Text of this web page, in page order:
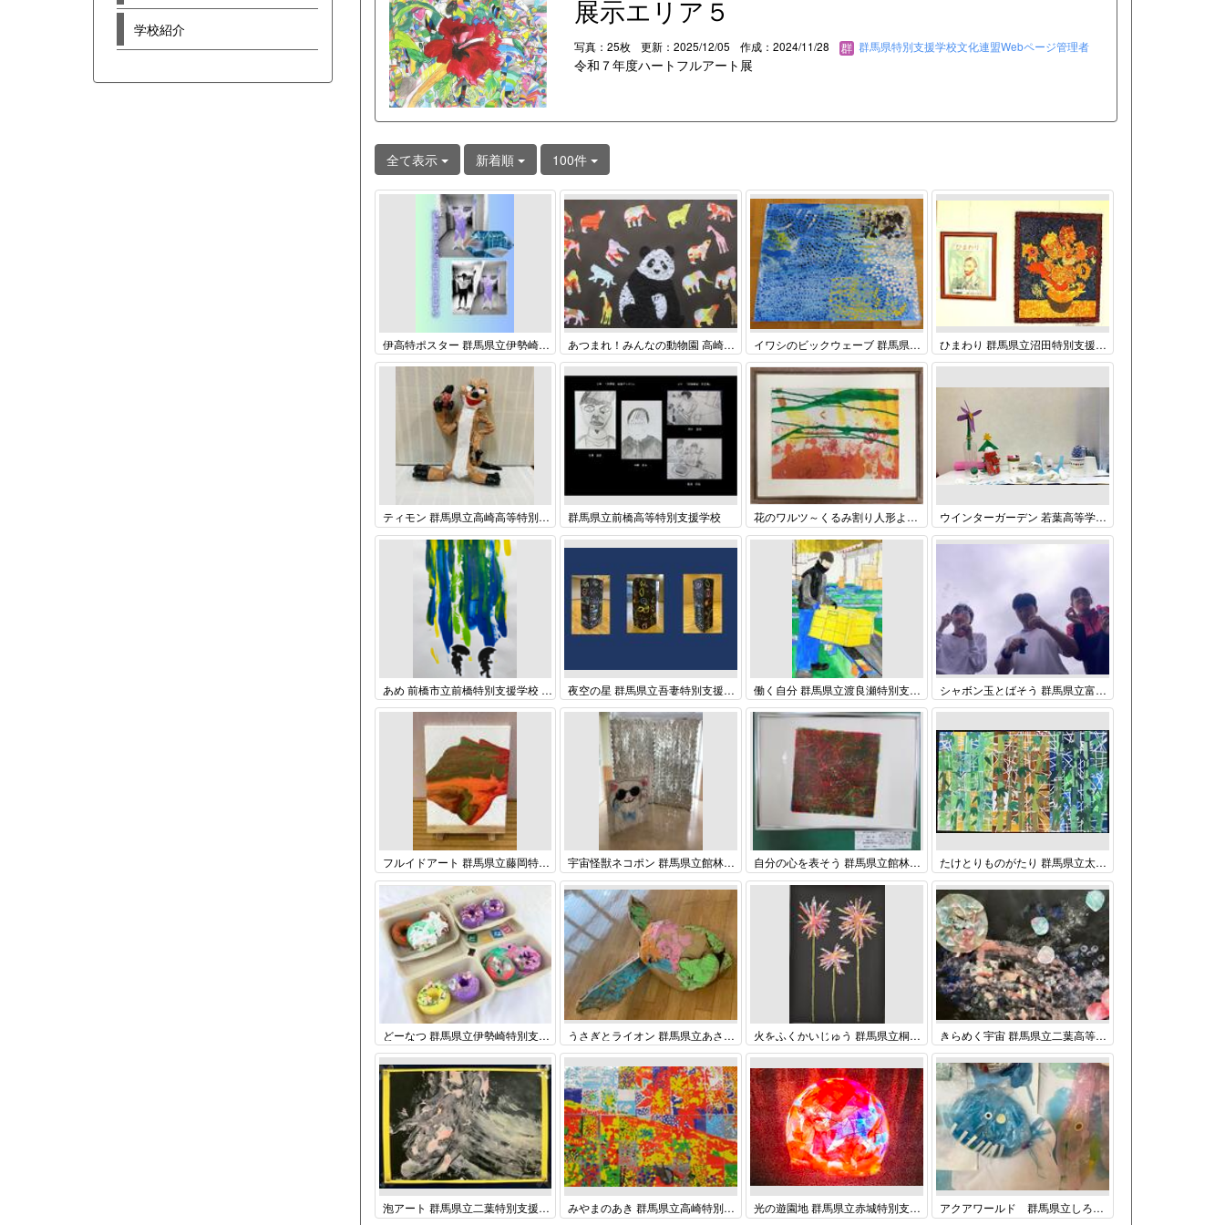
展示エリア５
写真：25枚 更新：2025/12/05 作成：2024/11/28 群馬県特別支援学校文化連盟Webページ管理者
令和７年度ハートフルアート展
全て表示 新着順 100件
伊高特ポスター 群馬県立伊勢崎高等特別支援学校 高等部 あつまれ！みんなの動物園 高崎市立高崎特別支援学校 中学部 ３年 共同制作 イワシのビックウェーブ 群馬県立渋川特別支援学校 高等部 ３学年 Bグループ ひまわり 群馬県立沼田特別支援学校 高等部 １～３年生 共同作品
ティモン 群馬県立高崎高等特別支援学校 高等部 ２年 本多隆臣 群馬県立前橋高等特別支援学校 花のワルツ～くるみ割り人形より～ 群馬県立盲学校 高等部 １年 中島徹平 ウインターガーデン 若葉高等学園 専攻科 ２年
あめ 前橋市立前橋特別支援学校 中学部 ３年 齊藤愛実 夜空の星 群馬県立吾妻特別支援学校 全校児童生徒 一同 働く自分 群馬県立渡良瀬特別支援学校 高等部 ３学年 後藤優祈 シャボン玉とばそう 群馬県立富岡特別支援学校 高等部 ２学年 中島 学音
フルイドアート 群馬県立藤岡特別支援学校 中学部 ３学年 中野 雄太 宇宙怪獣ネコポン 群馬県立館林高等特別支援学校 2学年 サービス総合科共同制作 自分の心を表そう 群馬県立館林特別支援学校 中学部 ３学年 福地凛 たけとりものがたり 群馬県立太田特別支援学校 中学部 １～３年生 共同作品
どーなつ 群馬県立伊勢崎特別支援学校 小学部 ５年生 うさぎとライオン 群馬県立あさひ特別支援学校 高等部 1・2・3年 共同作品 火をふくかいじゅう 群馬県立桐生特別支援学校 小学部 6年 飯塚優仁 きらめく宇宙 群馬県立二葉高等特別支援学校 高等部 １年・３年 Ⅴ課程 訪問教育 共同作品
泡アート 群馬県立二葉特別支援学校 中学部 3年 片平優衣 みやまのあき 群馬県立高崎特別支援学校 高等部 ２年・３年 光の遊園地 群馬県立赤城特別支援学校 中学部 ３年 中村珠理 アクアワールド 群馬県立しろがね特別支援学校 高等部 ３年共同作品
学校紹介